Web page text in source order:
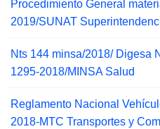
Procedimiento General
2019/SUNAT
Nts 144 minsa/2018/ Digesa
1295-2018/MINSA Salud
Reglamento Nacional
2018-MTC Transportes y